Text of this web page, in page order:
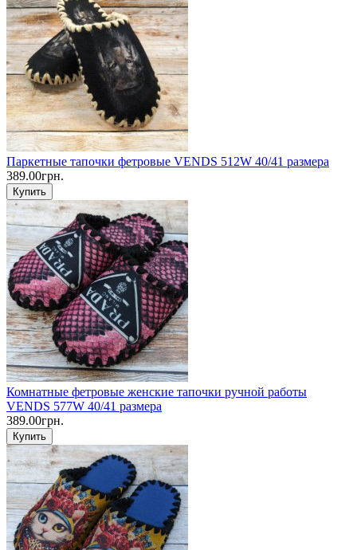
Паркетные тапочки фетровые VENDS 512W 40/41 размера
389.00грн.
Купить
Комнатные фетровые женские тапочки ручной работы
VENDS 577W 40/41 размера
389.00грн.
Купить